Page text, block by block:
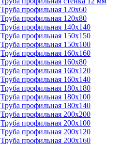
Труба профильная 120х60
Труба профильная 120х80
Труба профильная 140х140
Труба профильная 150х150
Труба профильная 150х100
Труба профильная 160х160
Труба профильная 160х80
Труба профильная 160х120
Труба профильная 160х140
Труба профильная 180х180
Труба профильная 180х100
Труба профильная 180х140
Труба профильная 200х200
Труба профильная 200х100
Труба профильная 200х120
Труба профильная 200х160